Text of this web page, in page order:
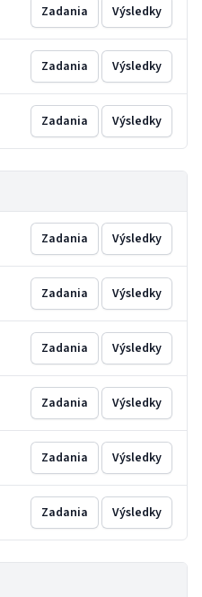
Zadania Výsledky
Zadania Výsledky
Zadania Výsledky
Zadania Výsledky
Zadania Výsledky
Zadania Výsledky
Zadania Výsledky
Zadania Výsledky
Zadania Výsledky